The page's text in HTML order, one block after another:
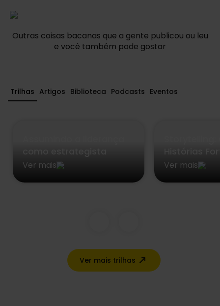
Outras coisas bacanas que a gente publicou ou leu
e você também pode gostar
Trilhas Artigos Biblioteca Podcasts Eventos
Ver mais Ver mais
Ver mais trilhas